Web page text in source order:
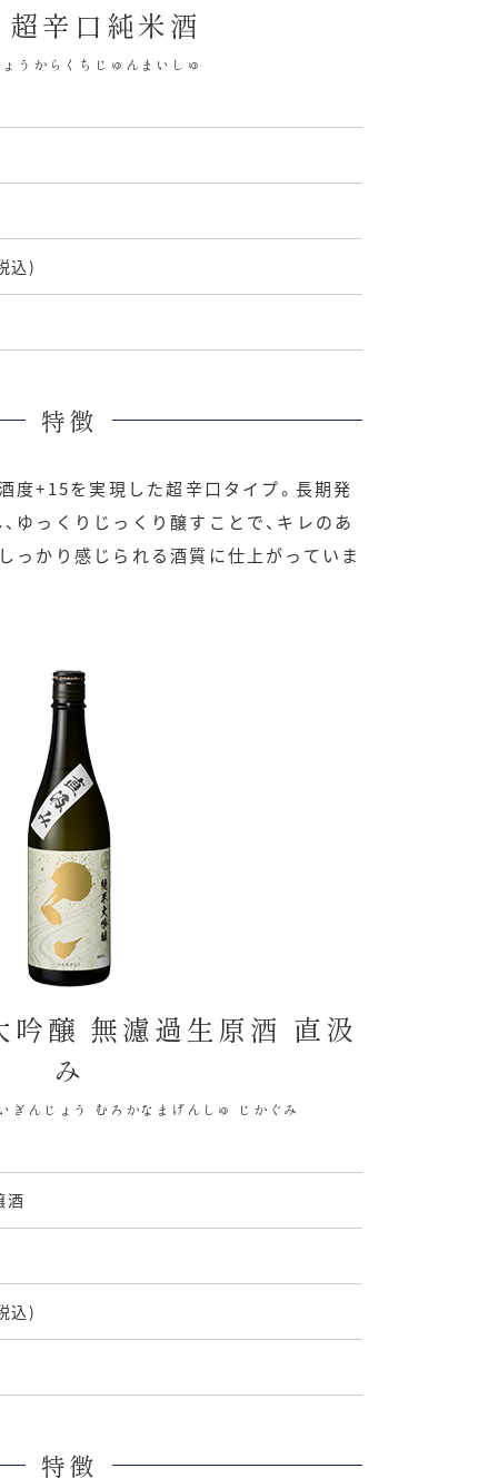
辛口純米酒
うからくちじゅんまいしゅ
込)
特徴
度+15を実現した超辛口タイプ。長期発
ゆっくりじっくり醸すことで、キレのあ
っかり感じられる酒質に仕上がっていま
吟醸 無濾過生原酒 直汲
み
ぎんじょう むろかなまげんしゅ じかぐみ
酒
込)
特徴